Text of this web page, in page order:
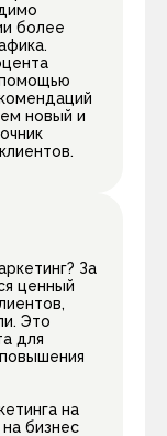
более
новый и
За
ценный
Это
для
на
бизнес